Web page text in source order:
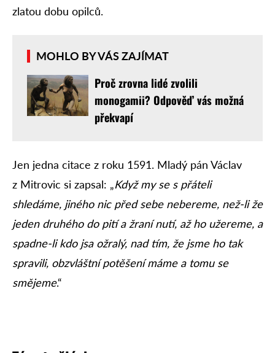
zlatou dobu opilců.
MOHLO BY VÁS ZAJÍMAT
Proč zrovna lidé zvolili
monogamii? Odpověď vás možná
překvapí
Jen jedna citace z roku 1591. Mladý pán Václav
z Mitrovic si zapsal: „Když my se s přáteli
shledáme, jiného nic před sebe nebereme, než-li že
jeden druhého do pití a žraní nutí, až ho užereme, a
spadne-li kdo jsa ožralý, nad tím, že jsme ho tak
spravili, obzvláštní potěšení máme a tomu se
smějeme.“